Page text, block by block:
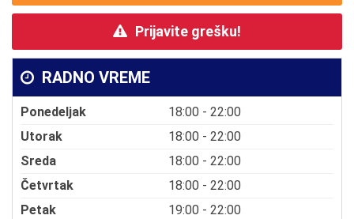
Prijavite grešku!
RADNO VREME
Ponedeljak
18:00 - 22:00
Utorak
18:00 - 22:00
Sreda
18:00 - 22:00
Četvrtak
18:00 - 22:00
Petak
19:00 - 22:00